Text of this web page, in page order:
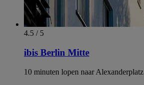
4.5 / 5
ibis Berlin Mitte
10 minuten lopen naar Alexanderplatz